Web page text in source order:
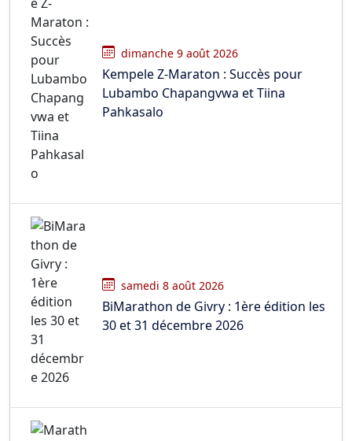
dimanche 9 août 2026
Kempele Z-Maraton : Succès pour
Lubambo Chapangvwa et Tiina
Pahkasalo
samedi 8 août 2026
BiMarathon de Givry : 1ère édition les
30 et 31 décembre 2026